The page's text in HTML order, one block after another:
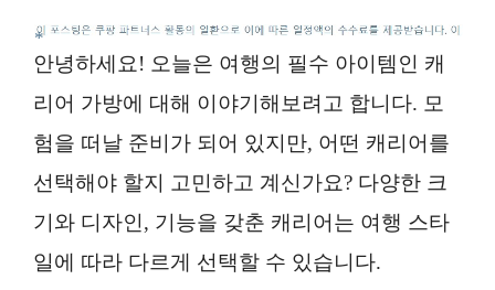
*
안녕하세요! 오늘은 여행의 필수 아이템인 캐
리어 가방에 대해 이야기해보려고 합니다. 모
험을 떠날 준비가 되어 있지만, 어떤 캐리어를
선택해야 할지 고민하고 계신가요? 다양한 크
기와 디자인, 기능을 갖춘 캐리어는 여행 스타
일에 따라 다르게 선택할 수 있습니다.